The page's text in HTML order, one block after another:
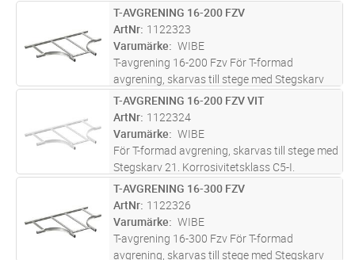
ST Lägg i kundvagn
T-AVGRENING 16-200 FZV
ArtNr 1122323
Varumärke
WIBE
T-avgrening 16-200 Fzv För T-formad
avgrening, skarvas till stege med Stegskarv
21
ST Lägg i kundvagn
T-AVGRENING 16-200 FZV VIT
ArtNr 1122324
Varumärke
WIBE
För T-formad avgrening, skarvas till stege med
Stegskarv 21. Korrosivitetsklass C5-I.
ST Lägg i kundvagn
T-AVGRENING 16-300 FZV
ArtNr 1122326
Varumärke
WIBE
T-avgrening 16-300 Fzv För T-formad
avgrening, skarvas till stege med Stegskarv